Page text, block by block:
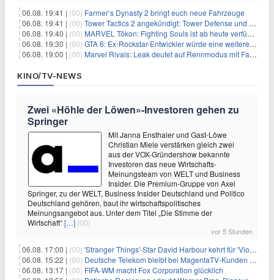
06.08. 19:41 | (00) Farmer’s Dynasty 2 bringt euch neue Fahrzeuge
06.08. 19:41 | (00) Tower Tactics 2 angekündigt: Tower Defense und Deckbuilding Kombo kehrt zurück
06.08. 19:40 | (00) MARVEL Tōkon: Fighting Souls ist ab heute verfügbar
06.08. 19:30 | (00) GTA 6: Ex-Rockstar-Entwickler würde eine weitere Verschiebung nicht überraschen
06.08. 19:00 | (00) Marvel Rivals: Leak deutet auf Rennmodus mit Fahrzeugen hin
KINO/TV-NEWS
Zwei «Höhle der Löwen»-Investoren gehen zu
Springer
Mit Janna Ensthaler und Gast-Löwe
Christian Miele verstärken gleich zwei
aus der VOX-Gründershow bekannte
Investoren das neue Wirtschafts-
Meinungsteam von WELT und Business
Insider. Die Premium-Gruppe von Axel
Springer, zu der WELT, Business Insider Deutschland und Politico
Deutschland gehören, baut ihr wirtschaftspolitisches
Meinungsangebot aus. Unter dem Titel „Die Stimme der
Wirtschaft“[…] (00)
vor 5 Stunden
06.08. 17:00 | (00) 'Stranger Things'-Star David Harbour kehrt für 'Violent Night 2' zurück – Kristen Bell stößt zur Besetzung
06.08. 15:22 | (00) Deutsche Telekom bleibt bei MagentaTV-Kunden vage
06.08. 13:17 | (00) FIFA-WM macht Fox Corporation glücklich